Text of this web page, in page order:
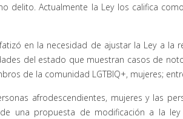
delito. Actualmente la Ley los califica
en la necesidad de ajustar la Ley a la
del estado que muestran casos de
de la comunidad LGTBIQ+, mujeres;
afrodescendientes, mujeres y las
una propuesta de modificación a la